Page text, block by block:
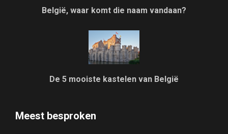
België, waar komt die naam vandaan?
De 5 mooiste kastelen van België
Meest besproken